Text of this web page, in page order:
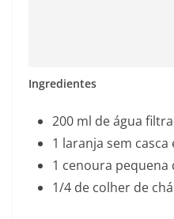
Ingredientes
200 ml de água
1 laranja sem
1 cenoura pequena
1/4 de colher de